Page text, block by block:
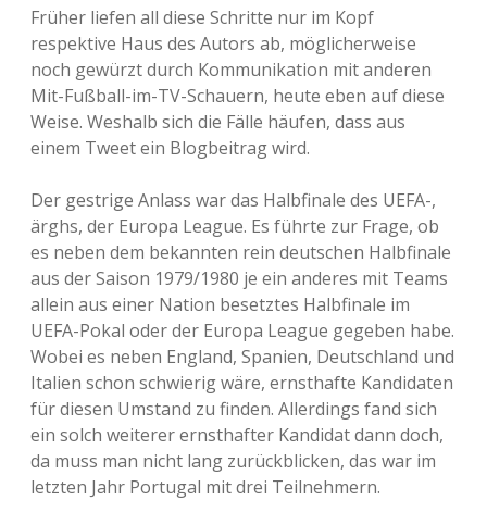
Früher liefen all diese Schritte nur im Kopf
respektive Haus des Autors ab, möglicherweise
noch gewürzt durch Kommunikation mit anderen
Mit-Fußball-im-TV-Schauern, heute eben auf diese
Weise. Weshalb sich die Fälle häufen, dass aus
einem Tweet ein Blogbeitrag wird.
Der gestrige Anlass war das Halbfinale des UEFA-,
ärghs, der Europa League. Es führte zur Frage, ob
es neben dem bekannten rein deutschen Halbfinale
aus der Saison 1979/1980 je ein anderes mit Teams
allein aus einer Nation besetztes Halbfinale im
UEFA-Pokal oder der Europa League gegeben habe.
Wobei es neben England, Spanien, Deutschland und
Italien schon schwierig wäre, ernsthafte Kandidaten
für diesen Umstand zu finden. Allerdings fand sich
ein solch weiterer ernsthafter Kandidat dann doch,
da muss man nicht lang zurückblicken, das war im
letzten Jahr Portugal mit drei Teilnehmern.